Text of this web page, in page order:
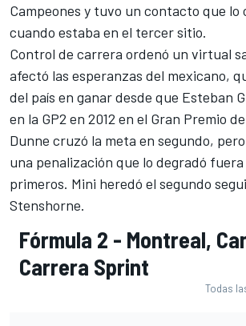
Campeones y tuvo un contacto que lo
cuando estaba en el tercer sitio.
Control de carrera ordenó un virtual
afectó las esperanzas del mexicano,
del país en ganar desde que Esteban
en la GP2 en 2012 en el Gran Premio
Dunne cruzó la meta en segundo,
una penalización que lo degradó fuera
primeros. Mini heredó el segundo
Stenshorne.
Fórmula 2 - Montreal,
Carrera Sprint
Todas